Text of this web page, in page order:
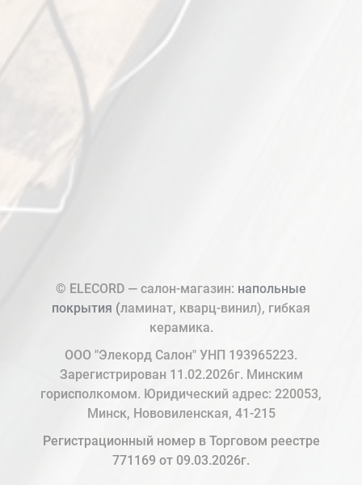
© ELECORD — салон-магазин: напольные
покрытия (ламинат, кварц-винил), гибкая
керамика.
ООО "Элекорд Салон" УНП 193965223.
Зарегистрирован 11.02.2026г. Минским
горисполкомом. Юридический адрес: 220053,
Минск, Нововиленская, 41-215
Регистрационный номер в Торговом реестре
771169 от 09.03.2026г.